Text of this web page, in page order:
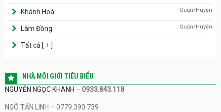
Khánh Hoà Quận/Huyện
Lâm Đồng Quận/Huyện
Tất cả [ + ]
NHÀ MÔI GIỚI TIÊU BIỂU
NGUYỄN NGỌC KHANH – 0933.843.118
NGÔ TẤN LINH – 0779.390.739